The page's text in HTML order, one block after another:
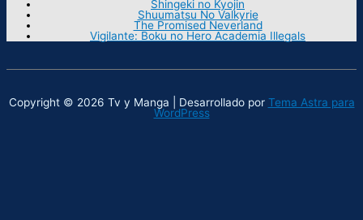
Shingeki no Kyojin
Shuumatsu No Valkyrie
The Promised Neverland
Vigilante: Boku no Hero Academia Illegals
Copyright © 2026 Tv y Manga | Desarrollado por Tema Astra para
WordPress